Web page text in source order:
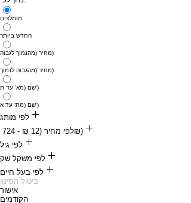
מומלצים
החדש ביותר
מחיר (מהנמוך לגבוה)
מחיר (מהגבוה לנמוך)
שם (מא' עד ת')
שם (מת' עד א')
לפי מותג
Flatazor - Prestige
petmaxi
Protect
לפי מחיר (‏12 ‏₪ - ‏724 ‏₪)
‏724 ‏₪
לפי גיל
אוכל לגורי חתולים
אוכל לחתולים בוגרים
אוכל לחתולים מבוגרים
לפי משקל שק
250 גרם
לפי בעל חיים
אוכל לכלבים
ביטול הסינון
אישור
הקודמים